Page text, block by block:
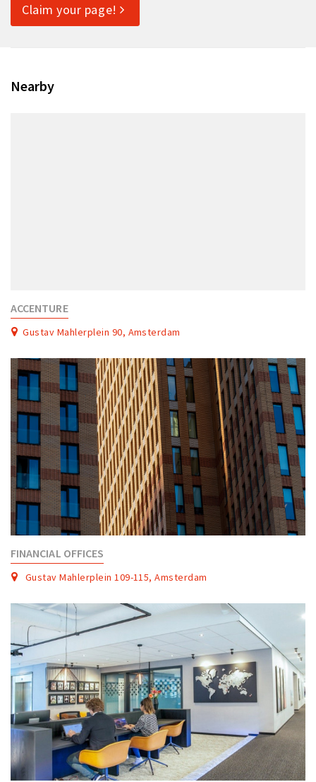
Claim your page!
Nearby
ACCENTURE
Gustav Mahlerplein 90, Amsterdam
FINANCIAL OFFICES
Gustav Mahlerplein 109-115, Amsterdam